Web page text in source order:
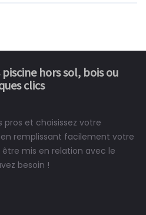
hors sol, bois ou
clics
pros et choisissez votre
remplissant facilement votre
mis en relation avec le
besoin !